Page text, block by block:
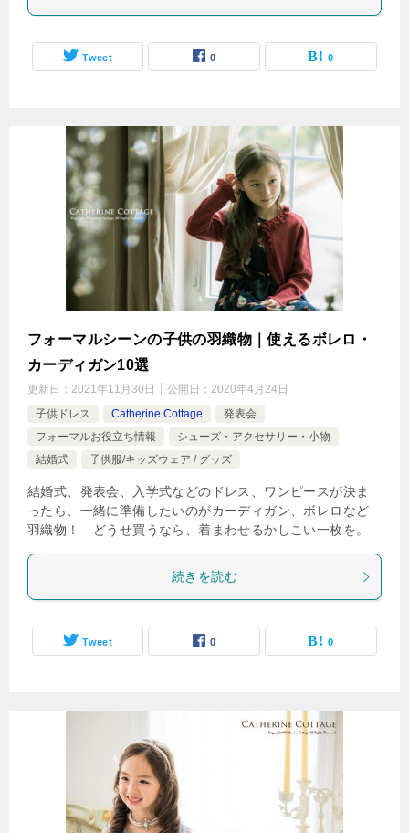
Tweet 0 0
フォーマルシーンの子供の羽織物｜使えるボレロ・
カーディガン10選
更新日： 2021年11月30日 公開日： 2020年4月24日
子供ドレス
Catherine Cottage
発表会
フォーマルお役立ち情報
シューズ・アクセサリー・小物
結婚式
子供服/キッズウェア / グッズ
結婚式、発表会、入学式などのドレス、ワンピースが決ま
ったら、一緒に準備したいのがカーディガン、ボレロなど
羽織物！ どうせ買うなら、着まわせるかしこい一枚を。
続きを読む
Tweet 0 0